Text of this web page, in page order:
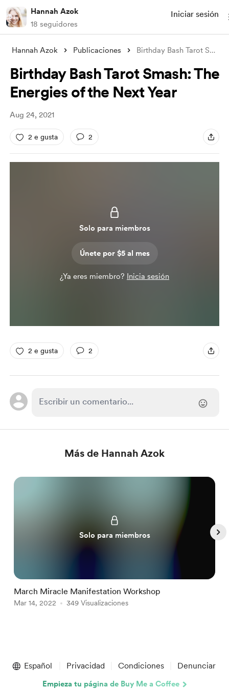
Hannah Azok
18 seguidores
Iniciar sesión
Hannah Azok Publicaciones Birthday Bash Tarot Smash: The Energies
Birthday Bash Tarot Smash: The
Energies of the Next Year
Aug 24, 2021
2 e gusta 2
Solo para miembros
Únete por $5 al mes
¿Ya eres miembro? Inicia sesión
2 e gusta 2
Más de Hannah Azok
Solo para miembros
March Miracle Manifestation Workshop
Mar 14, 2022 349 Visualizaciones
of
Español Privacidad Condiciones Denunciar
Empieza tu página de Buy Me a Coffee